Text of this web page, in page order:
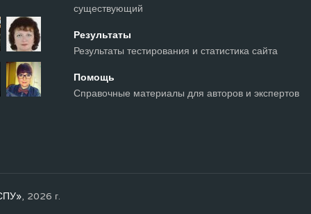
существующий
Результаты
Результаты тестирования и статистика сайта
Помощь
Справочные материалы для авторов и экспертов
, 2026 г.